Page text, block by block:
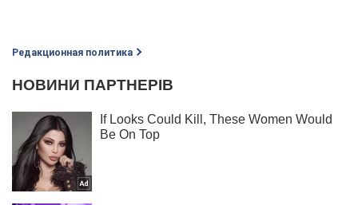
Редакционная политика